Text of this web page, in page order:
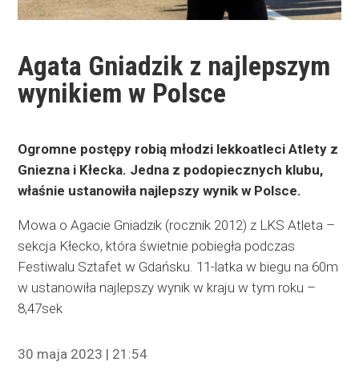
Agata Gniadzik z najlepszym
wynikiem w Polsce
Ogromne postępy robią młodzi lekkoatleci Atlety z
Gniezna i Kłecka. Jedna z podopiecznych klubu,
właśnie ustanowiła najlepszy wynik w Polsce.
Mowa o Agacie Gniadzik (rocznik 2012) z LKS Atleta –
sekcja Kłecko, która świetnie pobiegła podczas
Festiwalu Sztafet w Gdańsku. 11-latka w biegu na 60m
w ustanowiła najlepszy wynik w kraju w tym roku –
8,47sek
30 maja 2023 | 21:54